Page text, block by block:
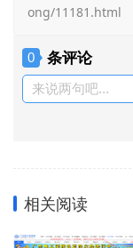
ong/11181.html
0 条评论
来说两句吧...
相关阅读